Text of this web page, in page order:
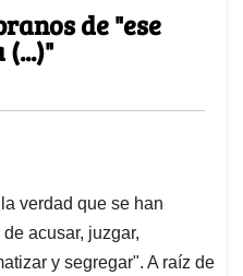
de "ese
verdad que se han
acusar, juzgar,
y segregar". A raíz de